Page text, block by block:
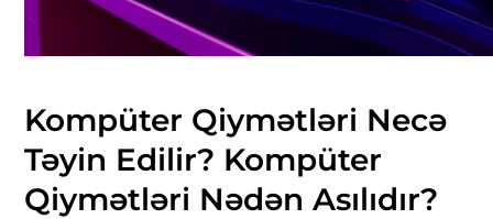
Kompüter Qiymətləri Necə
Təyin Edilir? Kompüter
Qiymətləri Nədən Asılıdır?